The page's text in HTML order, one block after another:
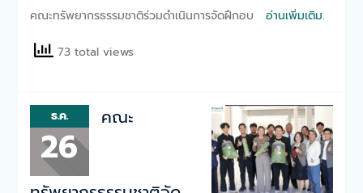
คณะทรัพยากรธรรมชาติร่วมดำเนินการจัดฝึกอบ
อ่านเพิ่มเติม.
73 total views
ธ.ค.
26
คณะ